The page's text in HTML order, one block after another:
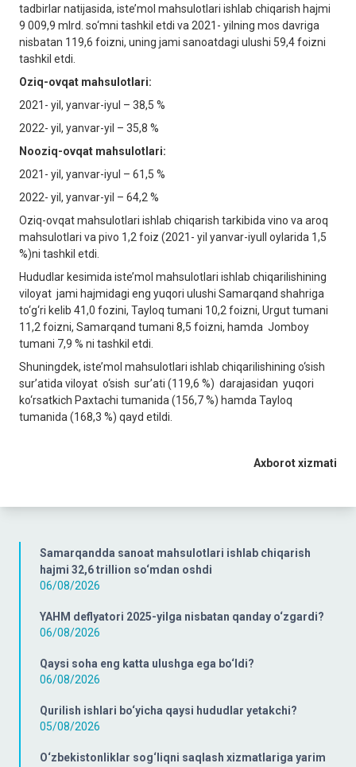
Samarqandda sanoat mahsulotlari ishlab chiqarish
hajmi 32,6 trillion so‘mdan oshdi
06/08/2026
YAHM deflyatori 2025-yilga nisbatan qanday o‘zgardi?
06/08/2026
Qaysi soha eng katta ulushga ega bo‘ldi?
06/08/2026
Qurilish ishlari bo‘yicha qaysi hududlar yetakchi?
05/08/2026
O‘zbekistonliklar sog‘liqni saqlash xizmatlariga yarim
tadbirlar natijasida, iste’mol mahsulotlari ishlab chiqarish hajmi
9 009,9 mlrd. so‘mni tashkil etdi va 2021- yilning mos davriga
nisbatan 119,6 foizni, uning jami sanoatdagi ulushi 59,4 foizni
tashkil etdi.
Oziq-ovqat mahsulotlari:
2021- yil, yanvar-iyul – 38,5 %
2022- yil, yanvar-yil – 35,8 %
Nooziq-ovqat mahsulotlari:
2021- yil, yanvar-iyul – 61,5 %
2022- yil, yanvar-yil – 64,2 %
Oziq-ovqat mahsulotlari ishlab chiqarish tarkibida vino va aroq
mahsulotlari va pivo 1,2 foiz (2021- yil yanvar-iyull oylarida 1,5
%)ni tashkil etdi.
Hududlar kesimida iste’mol mahsulotlari ishlab chiqarilishining
viloyat jami hajmidagi eng yuqori ulushi Samarqand shahriga
to‘g‘ri kelib 41,0 fozini, Tayloq tumani 10,2 foizni, Urgut tumani
11,2 foizni, Samarqand tumani 8,5 foizni, hamda Jomboy
tumani 7,9 % ni tashkil etdi.
Shuningdek, iste’mol mahsulotlari ishlab chiqarilishining o‘sish
sur’atida viloyat o‘sish sur’ati (119,6 %) darajasidan yuqori
ko‘rsatkich Paxtachi tumanida (156,7 %) hamda Tayloq
tumanida (168,3 %) qayd etildi.
Axborot xizmati